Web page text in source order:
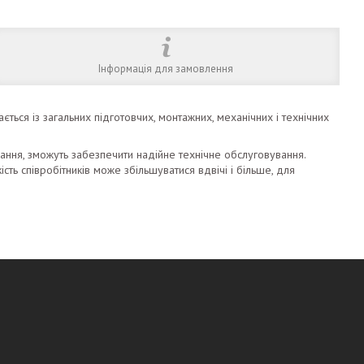
Інформація для замовлення
із загальних підготовчих, монтажних, механічних і технічних
зможуть забезпечити надійне технічне обслуговування.
співробітників може збільшуватися вдвічі і більше, для